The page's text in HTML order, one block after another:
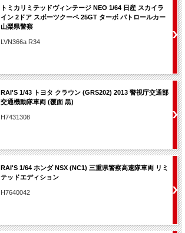
トミカリミテッドヴィンテージ NEO 1/64 日産 スカイラ
イン 2ドア スポーツクーペ 25GT ターボ パトロールカー
山梨県警察
LVN366a R34
RAI'S 1/43 トヨタ クラウン (GRS202) 2013 警視庁交通部
交通機動隊車両 (覆面 黒)
H7431308
RAI'S 1/64 ホンダ NSX (NC1) 三重県警察高速隊車両 リミ
テッドエディション
H7640042